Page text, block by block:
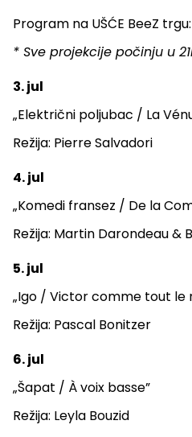
Program na UŠĆE BeeZ trgu:
* Sve projekcije počinju u
3. jul
„Električni poljubac / La
Režija: Pierre Salvadori
4. jul
„Komedi fransez / De la
Režija: Martin Darondeau &
5. jul
„Igo / Victor comme tout le
Režija: Pascal Bonitzer
6. jul
„Šapat / À voix basse”
Režija: Leyla Bouzid